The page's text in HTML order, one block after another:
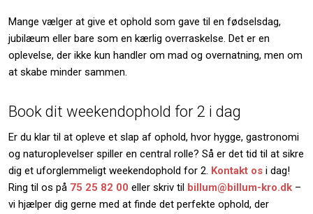
Mange vælger at give et ophold som gave til en fødselsdag,
jubilæum eller bare som en kærlig overraskelse. Det er en
oplevelse, der ikke kun handler om mad og overnatning, men om
at skabe minder sammen.
Book dit weekendophold for 2 i dag
Er du klar til at opleve et slap af ophold, hvor hygge, gastronomi
og naturoplevelser spiller en central rolle? Så er det tid til at sikre
dig et uforglemmeligt weekendophold for 2. Kontakt osi dag!
Ring til os på 75 25 82 00 eller skriv til billum@billum-kro.dk–
vi hjælper dig gerne med at finde det perfekte ophold, der